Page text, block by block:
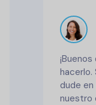
hacerlo.
dude
nuestro